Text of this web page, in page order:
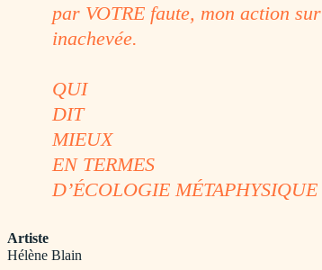
par VOTRE faute, mon action
inachevée.
QUI
DIT
MIEUX
EN TERMES
D’ÉCOLOGIE MÉTAPHYSIQUE
Artiste
Hélène Blain